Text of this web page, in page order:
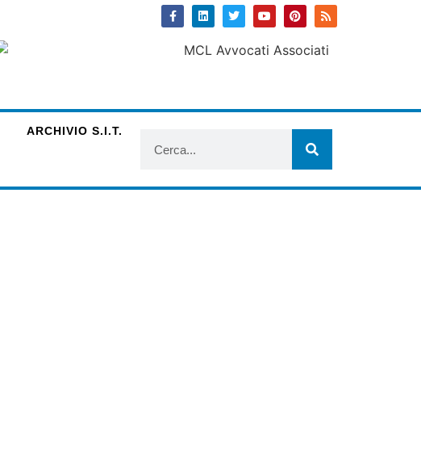
ARCHIVIO S.I.T.